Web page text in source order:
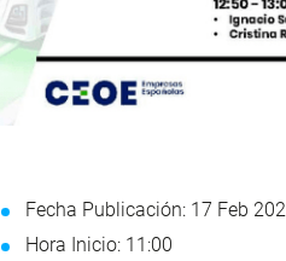
Fecha Publicación: 17 Feb
Hora Inicio: 11:00